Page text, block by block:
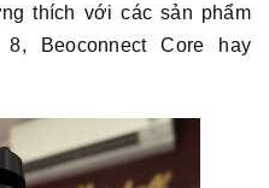
thích với các sản phẩm
Beoconnect Core hay